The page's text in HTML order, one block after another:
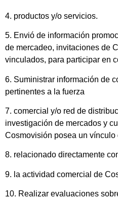
4. productos y/o servicios.
5. Envió de información
de mercadeo, invitaciones de
vinculados, para participar en
6. Suministrar información de
pertinentes a la fuerza
7. comercial y/o red de
investigación de mercados y
Cosmovisión posea un vínculo
8. relacionado directamente
9. la actividad comercial de
10. Realizar evaluaciones